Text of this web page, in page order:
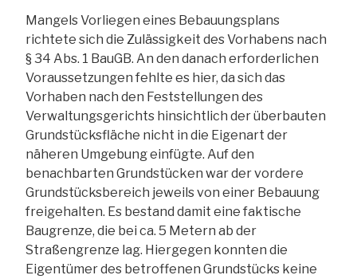
Mangels Vorliegen eines Bebauungsplans
richtete sich die Zulässigkeit des Vorhabens nach
§ 34 Abs. 1 BauGB. An den danach erforderlichen
Voraussetzungen fehlte es hier, da sich das
Vorhaben nach den Feststellungen des
Verwaltungsgerichts hinsichtlich der überbauten
Grundstücksfläche nicht in die Eigenart der
näheren Umgebung einfügte. Auf den
benachbarten Grundstücken war der vordere
Grundstücksbereich jeweils von einer Bebauung
freigehalten. Es bestand damit eine faktische
Baugrenze, die bei ca. 5 Metern ab der
Straßengrenze lag. Hiergegen konnten die
Eigentümer des betroffenen Grundstücks keine